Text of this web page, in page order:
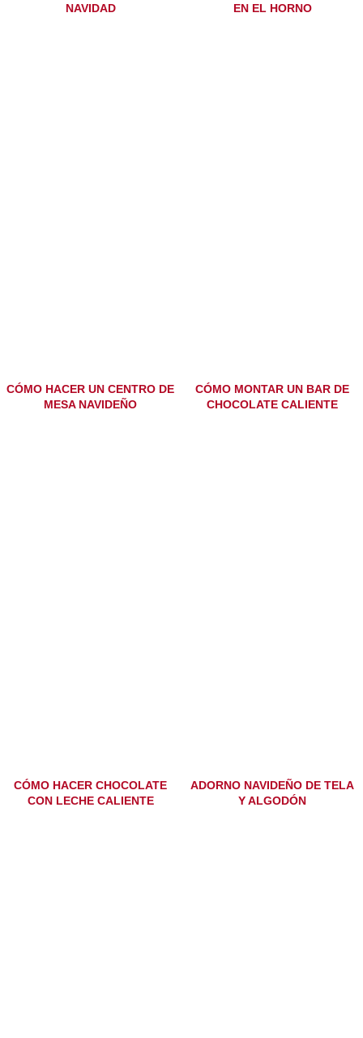
NAVIDAD EN EL HORNO
CÓMO HACER UN CENTRO DE
MESA NAVIDEÑO
CÓMO MONTAR UN BAR DE
CHOCOLATE CALIENTE
CÓMO HACER CHOCOLATE
CON LECHE CALIENTE
ADORNO NAVIDEÑO DE TELA
Y ALGODÓN